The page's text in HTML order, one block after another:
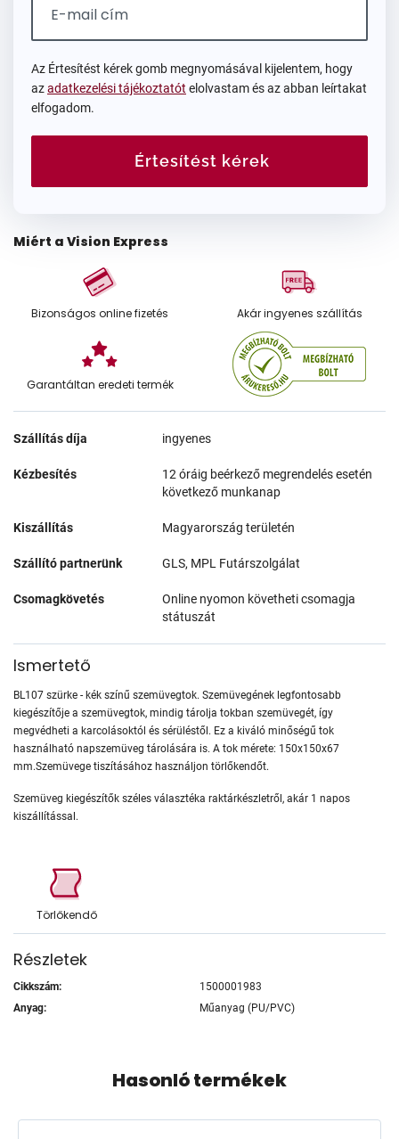
Az Értesítést kérek gomb megnyomásával kijelentem, hogy
azadatkezelési tájékoztatót elolvastam és az abban leírtakat
elfogadom.
Értesítést kérek
Miért a Vision Express
Bizonságos online fizetés Akár ingyenes szállítás
Garantáltan eredeti termék
Szállítás díja ingyenes
Kézbesítés
12 óráig beérkező megrendelés esetén
következő munkanap
Kiszállítás Magyarország területén
Szállító partnerünk GLS, MPL Futárszolgálat
Csomagkövetés
Online nyomon követheti csomagja
státuszát
Ismertető
BL107 szürke - kék színű szemüvegtok. Szemüvegének legfontosabb
kiegészítője a szemüvegtok, mindig tárolja tokban szemüvegét, így
megvédheti a karcolásoktól és sérüléstől. Ez a kiváló minőségű tok
használható napszemüveg tárolására is. A tok mérete: 150x150x67
mm.Szemüvege tiszításához használjon törlőkendőt.
Szemüveg kiegészítők széles választéka raktárkészletről, akár 1 napos
kiszállítással.
Törlőkendő
Részletek
Cikkszám:
1500001983
Anyag:
Műanyag (PU/PVC)
Hasonló termékek